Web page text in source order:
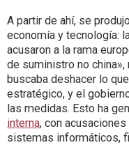
A partir de ahí, se
economía y tecnología:
acusaron a la rama
de suministro no
buscaba deshacer lo
estratégico, y el
las medidas. Esto ha
interna, con
sistemas informáticos,